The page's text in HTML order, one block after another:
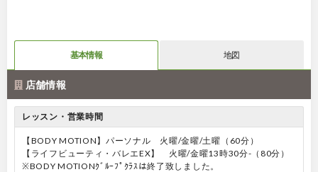
基本情報 地図
店舗情報
レッスン・営業時間
【BODY MOTION】パーソナル 火曜/金曜/土曜（60分）
【ライフビューティ・バレエEX】 火曜/金曜13時30分-（80分）
※BODY MOTIONｸﾞﾙｰﾌﾟｸﾗｽは終了致しました。